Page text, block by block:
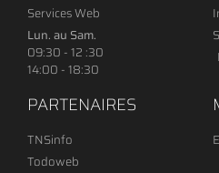
Services Web
Lun. au Sam.
09:30 - 12 :30
14:00 - 18:30
PARTENAIRES
TNSinfo
Todoweb